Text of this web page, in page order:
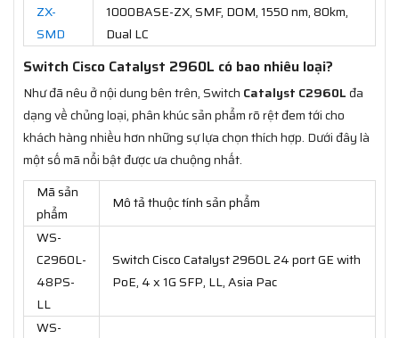
ZX-
SMD
1000BASE-ZX, SMF, DOM, 1550 nm, 80km,
Dual LC
Switch Cisco Catalyst 2960L có bao nhiêu loại?
Như đã nêu ở nội dung bên trên, Switch Catalyst C2960L đa
dạng về chủng loại, phân khúc sản phẩm rõ rệt đem tới cho
khách hàng nhiều hơn những sự lựa chọn thích hợp. Dưới đây là
một số mã nổi bật được ưa chuộng nhất.
Mã sản
phẩm
Mô tả thuộc tính sản phẩm
WS-
C2960L-
48PS-
LL
Switch Cisco Catalyst 2960L 24 port GE with
PoE, 4 x 1G SFP, LL, Asia Pac
WS-